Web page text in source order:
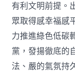
有利文明前提。
眾取得感幸福感
力推進綠色低碳
黨，發揚徹底的
法、嚴的氣氛持